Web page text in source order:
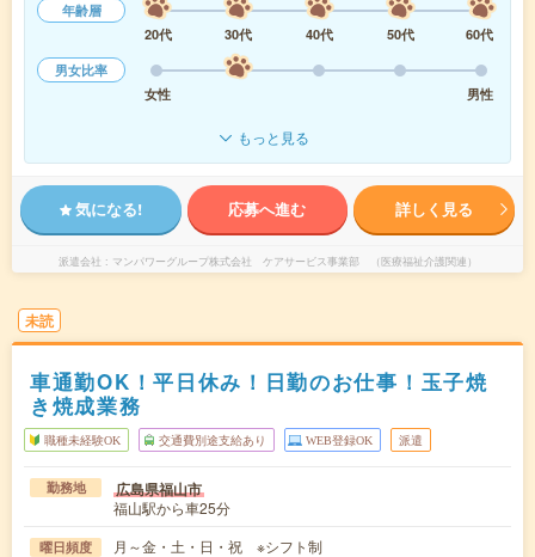
年齢層
20代
30代 40代 50代
60代
男女比率
女性
男性
もっと見る
気になる! 応募へ進む 詳しく見る
派遣会社 マンパワーグループ株式会社 ケアサービス事業部 （医療福祉介護関連）
未読
車通勤OK！平日休み！日勤のお仕事！玉子焼
き焼成業務
職種未経験OK 交通費別途支給あり WEB登録OK 派遣
勤務地 広島県福山市
福山駅から車25分
曜日頻度 月～金・土・日・祝 ※シフト制